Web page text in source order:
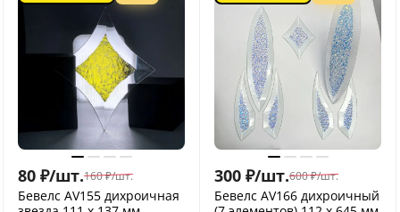
80 ₽/шт.160 ₽/шт.
Бевелс AV155 дихроичная
300 ₽/шт.600 ₽/шт.
Бевелс AV166 дихроичный